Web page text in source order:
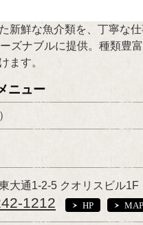
新鮮な魚介類を、丁寧な
ズナブルに提供。種類豊
ます。
ニュー
大通1-2-5 クオリスビル1F
1212 HP MAP